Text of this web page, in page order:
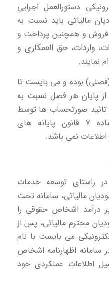
دستورالعمل اجرایی
، مودیان مالیاتی باید نسبت به
فروش و همچنین پرداخت و
واردات، حق العمکاری و
نمایند.
بوده و می بایست تا
(45 روز) پس از پایان هر فصل نسبت به
تائید صورتحساب ها توسط
سازمان امور مالیاتی طبق ماده 7 قانون پایانه های
نمی باشد.
در راستای توسعه خدمات
مالیاتی، سامانه تحت
درآمد اشخاص حقوقی را
محترم مالیاتی، پس از
می بایست با نام
سامانه اظهارنامه اشخاص
اطلاعات عملکردی خود